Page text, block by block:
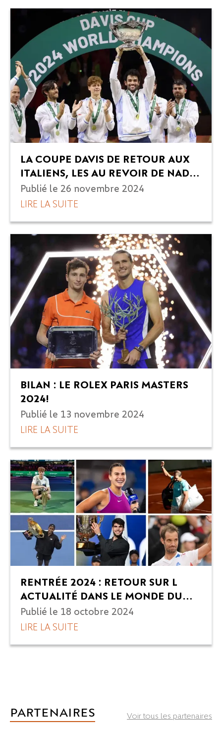
LA COUPE DAVIS DE RETOUR AUX
ITALIENS, LES AU REVOIR DE NADAL
- ROLAND-GARROS TRAVEL
Publié le 26 novembre 2024
LIRE LA SUITE
BILAN : LE ROLEX PARIS MASTERS
2024 !
Publié le 13 novembre 2024
LIRE LA SUITE
RENTRÉE 2024 : RETOUR SUR L
ACTUALITÉ DANS LE MONDE DU
TENNIS - ROLAND-GARROS TRAVEL
Publié le 18 octobre 2024
LIRE LA SUITE
PARTENAIRES Voir tous les partenaires